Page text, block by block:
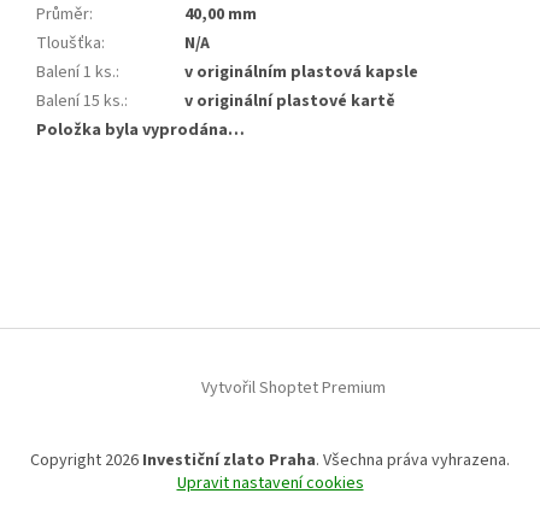
Průměr:
40,00 mm
Tloušťka:
N/A
Balení 1 ks.:
v originálním plastová kapsle
Balení 15 ks.:
v originální plastové kartě
Položka byla vyprodána…
í
Vytvořil Shoptet Premium
Copyright 2026 Investiční zlato Praha. Všechna práva vyhrazena.
Upravit nastavení cookies